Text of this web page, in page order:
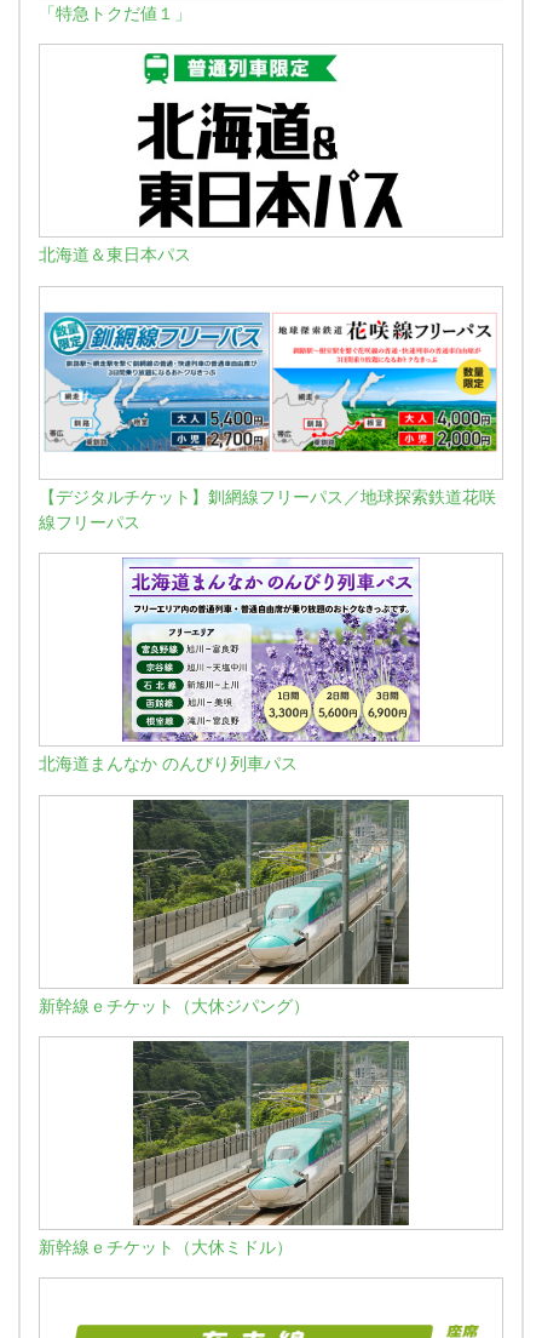
「特急トクだ値１」
北海道＆東日本パス
【デジタルチケット】釧網線フリーパス／地球探索鉄道花咲
線フリーパス
北海道まんなか のんびり列車パス
新幹線ｅチケット（大休ジパング）
新幹線ｅチケット（大休ミドル）